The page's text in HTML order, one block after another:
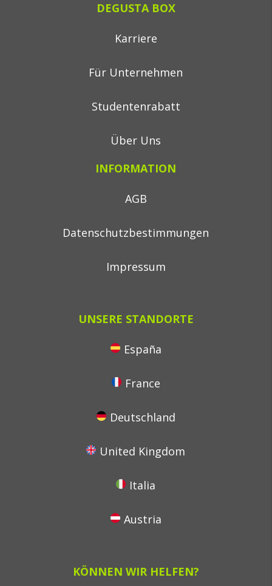
DEGUSTA BOX
Karriere
Für Unternehmen
Studentenrabatt
Über Uns
INFORMATION
AGB
Datenschutzbestimmungen
Impressum
UNSERE STANDORTE
España
France
Deutschland
United Kingdom
Italia
Austria
KÖNNEN WIR HELFEN?